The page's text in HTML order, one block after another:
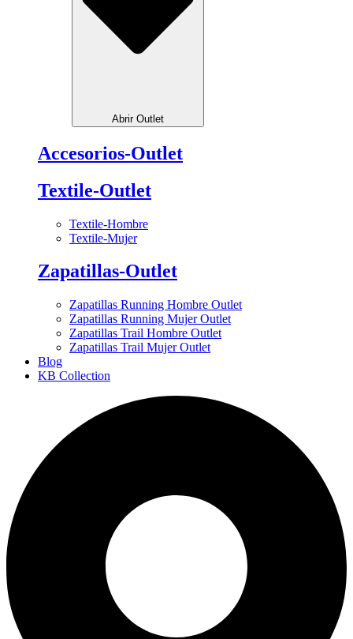
Abrir Outlet
Accesorios-Outlet
Textile-Outlet
Textile-Hombre
Textile-Mujer
Zapatillas-Outlet
Zapatillas Running Hombre Outlet
Zapatillas Running Mujer Outlet
Zapatillas Trail Hombre Outlet
Zapatillas Trail Mujer Outlet
Blog
KB Collection